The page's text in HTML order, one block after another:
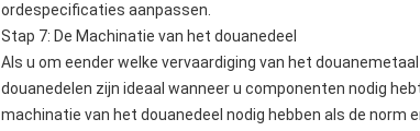
ordespecificaties aanpassen.
Stap 7: De Machinatie van het douanedeel
Als u om eender welke vervaardiging van het
douanedelen zijn ideaal wanneer u componenten nodig
machinatie van het douanedeel nodig hebben als de